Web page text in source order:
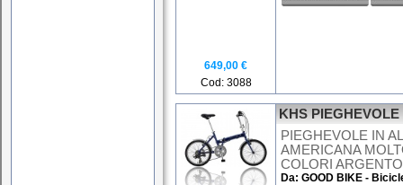
649,00 €
Cod: 3088
KHS PIEGHEVOLE
PIEGHEVOLE IN
AMERICANA
COLORI
Da: GOOD BIKE -